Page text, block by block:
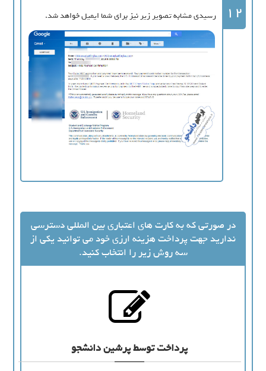
12 رسیدی مشابه تصویر زیر نیز برای شما ایمیل خواهد شد.
در صورتی که به کارت های اعتباری بین المللی دسترسی
ندارید جهت پرداخت هزینه ارزی خود می توانید یکی از
سه روش زیر را انتخاب کنید.
پرداخت توسط پرشین دانشجو